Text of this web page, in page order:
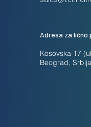
Adresa za lično
Kosovska 17
Beograd, Srbija